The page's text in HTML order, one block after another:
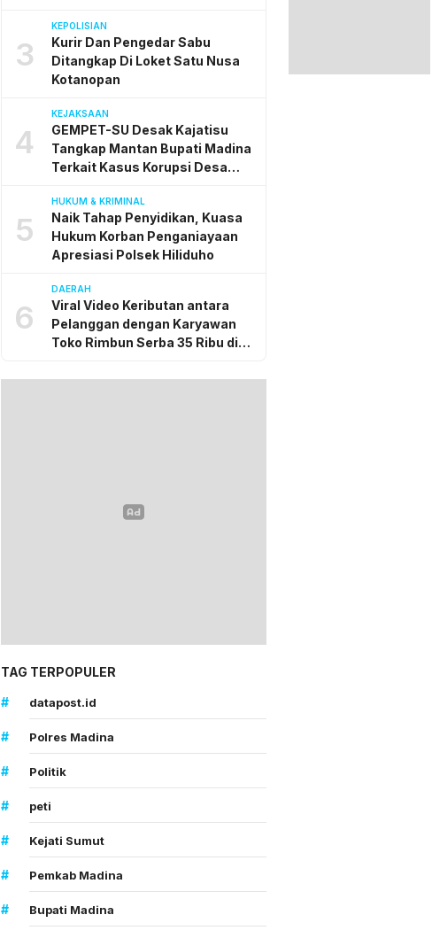
3
KEPOLISIAN
Kurir Dan Pengedar Sabu
Ditangkap Di Loket Satu Nusa
Kotanopan
4
KEJAKSAAN
GEMPET-SU Desak Kajatisu
Tangkap Mantan Bupati Madina
Terkait Kasus Korupsi Desa
5
HUKUM & KRIMINAL
Naik Tahap Penyidikan, Kuasa
Hukum Korban Penganiayaan
Apresiasi Polsek Hiliduho
6
DAERAH
Viral Video Keributan antara
Pelanggan dengan Karyawan
Toko Rimbun Serba 35 Ribu di
Secara Kekeluargaan
TAG TERPOPULER
#
datapost.id
# Polres Madina
# Politik
# peti
# Kejati Sumut
# Pemkab Madina
# Bupati Madina